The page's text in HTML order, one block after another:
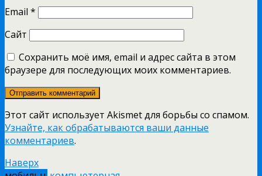
Email *
Сайт
Сохранить моё имя, email и адрес сайта в этом
браузере для последующих моих комментариев.
Этот сайт использует Akismet для борьбы со спамом.
Узнайте, как обрабатываются ваши данные
комментариев.
Наверх